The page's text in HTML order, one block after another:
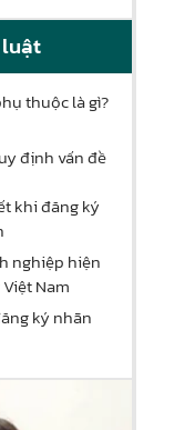
thuộc là gì?
định vấn đề
khi đăng ký
nghiệp hiện
Nam
ký nhãn